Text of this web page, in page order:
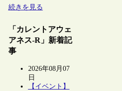
続きを見る
「カレントアウェ
アネス-R」新着記
事
2026年08月07
日
【イベント】